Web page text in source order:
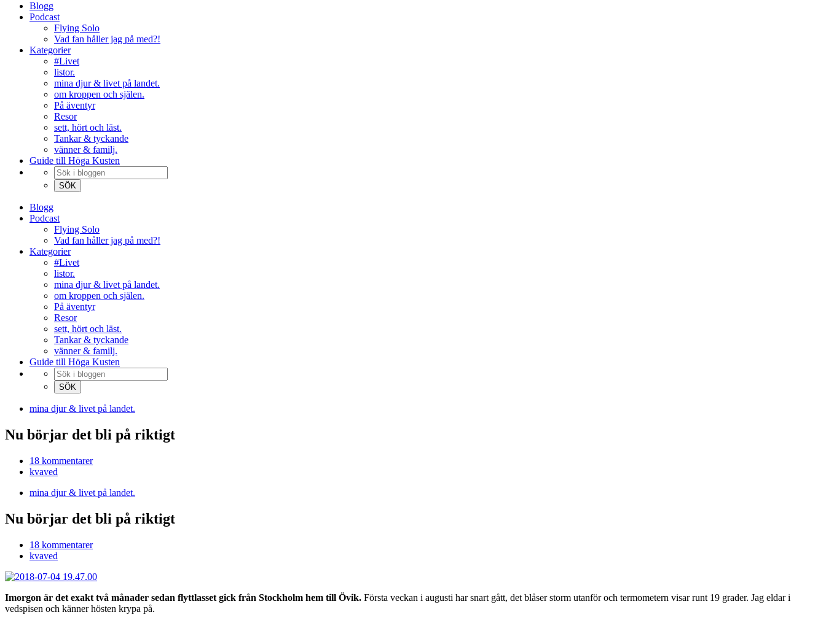
Blogg
Podcast
Flying Solo
Vad fan håller jag på med?!
Kategorier
#Livet
listor.
mina djur & livet på landet.
om kroppen och själen.
På äventyr
Resor
sett, hört och läst.
Tankar & tyckande
vänner & familj.
Guide till Höga Kusten
Blogg
Podcast
Flying Solo
Vad fan håller jag på med?!
Kategorier
#Livet
listor.
mina djur & livet på landet.
om kroppen och själen.
På äventyr
Resor
sett, hört och läst.
Tankar & tyckande
vänner & familj.
Guide till Höga Kusten
mina djur & livet på landet.
Nu börjar det bli på riktigt
18 kommentarer
kvaved
mina djur & livet på landet.
Nu börjar det bli på riktigt
18 kommentarer
kvaved
Imorgon är det exakt två månader sedan flyttlasset gick från Stockholm hem till Övik. Första veckan i augusti har snart gått, det blåser storm utanför och termometern visar runt 19 grader. Jag eldar i
vedspisen och känner hösten krypa på.